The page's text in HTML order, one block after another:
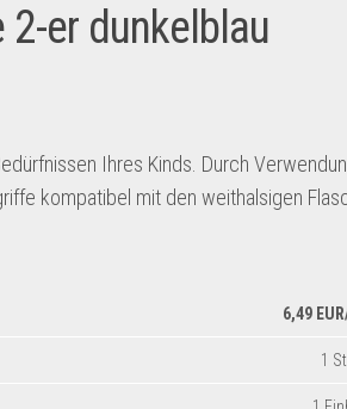
er dunkelblau
Ihres Kinds. Durch
kompatibel mit den weithalsigen
6,49
1